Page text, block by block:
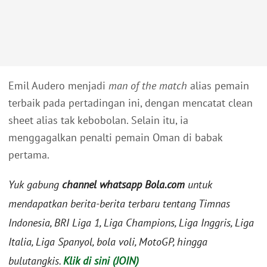
Emil Audero menjadi man of the match alias pemain
terbaik pada pertadingan ini, dengan mencatat clean
sheet alias tak kebobolan. Selain itu, ia
menggagalkan penalti pemain Oman di babak
pertama.
Yuk gabung channel whatsapp Bola.com untuk
mendapatkan berita-berita terbaru tentang Timnas
Indonesia, BRI Liga 1, Liga Champions, Liga Inggris, Liga
Italia, Liga Spanyol, bola voli, MotoGP, hingga
bulutangkis.Klik di sini (JOIN)